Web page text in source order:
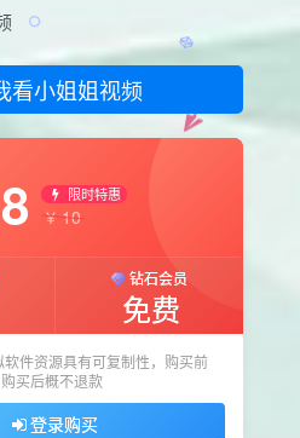
前天
前天
前天
提示更新
8天前
内容
看小姐姐视频
8 限时特惠
￥ 10
钻石会员
免费
件资源具有可复制性，购买前
买后概不退款
登录购买